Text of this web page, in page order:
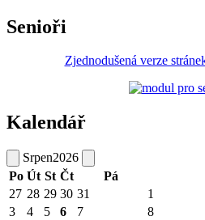
Senioři
Zjednodušená verze
Kalendář
Srpen2026
Po Út St Čt Pá
27 28 29 30 31 1
3
4 5 6 7 8